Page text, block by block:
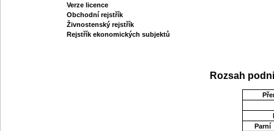
Verze licence
Obchodní rejstřík
Živnostenský rejstřík
Rejstřík ekonomických subjektů
Rozsah
Parní